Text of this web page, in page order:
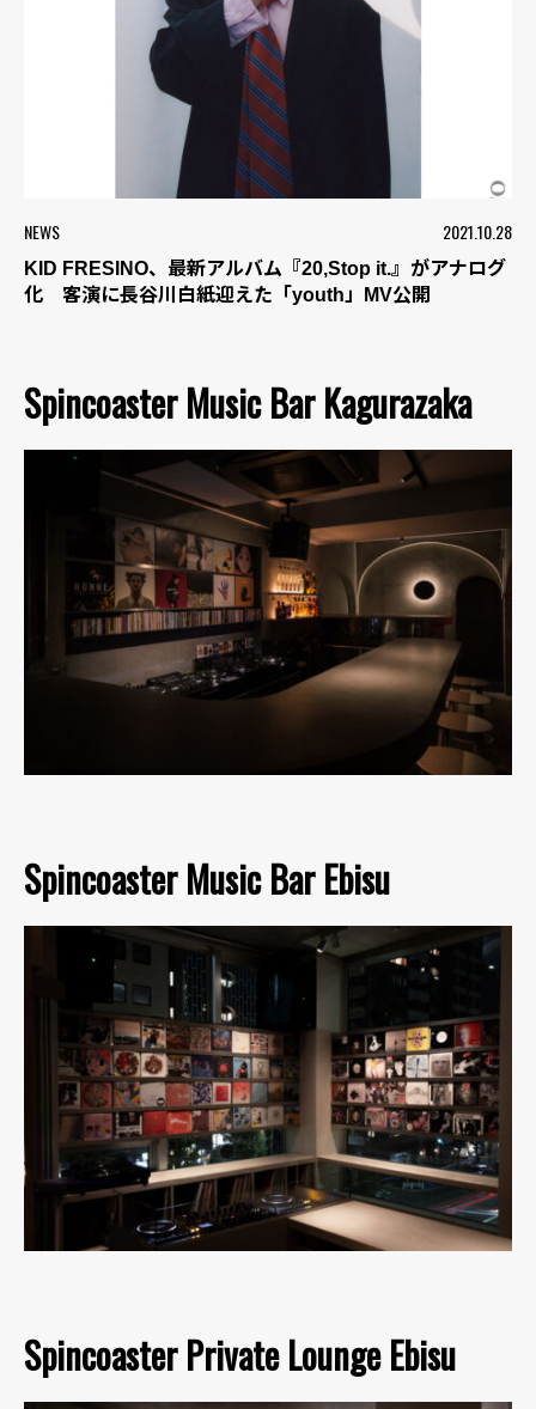
NEWS 2021.10.28
KID FRESINO、最新アルバム『20,Stop it.』がアナログ
化 客演に長谷川白紙迎えた「youth」MV公開
Spincoaster Music Bar Kagurazaka
Spincoaster Music Bar Ebisu
Spincoaster Private Lounge Ebisu